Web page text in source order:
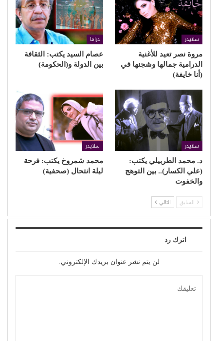
سلايدر
مروة نصر تعيد للأغنية
الدرامية جمالها وشجنها في
(أنا خايفة)
دراما
عصام السيد يكتب: الثقافة
بين الدولة و(الحكومة)
سلايدر
د. محمد الطربيلي يكتب:
(علي الكسار).. بين التوهج
والخفوت
سلايدر
محمد شمروخ يكتب: فرحة
ليلة انتحال (صحفية)
السابق التالي
اترك رد
لن يتم نشر عنوان بريدك الإلكتروني.